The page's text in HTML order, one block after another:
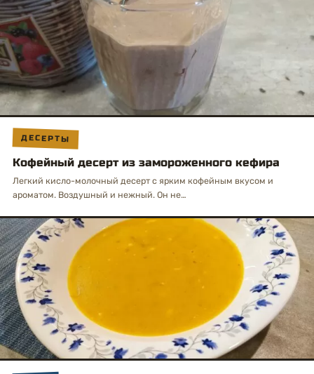
ДЕСЕРТЫ
Кофейный десерт из замороженного кефира
Легкий кисло-молочный десерт с ярким кофейным вкусом и
ароматом. Воздушный и нежный. Он не…